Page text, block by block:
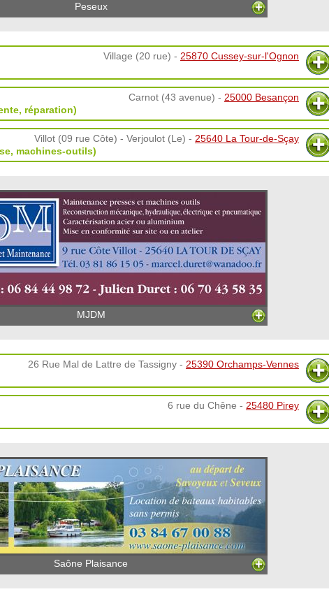
Peseux
Village (20 rue) - 25870 Cussey-sur-l'Ognon
Carnot (43 avenue) - 25000 Besançon
réparation)
Villot (09 rue Côte) - Verjoulot (Le) - 25640 La Tour-de-Sçay
machines-outils)
MJDM
26 Rue Mal de Lattre de Tassigny - 25390 Orchamps-Vennes
6 rue du Chêne - 25480 Pirey
Saône Plaisance